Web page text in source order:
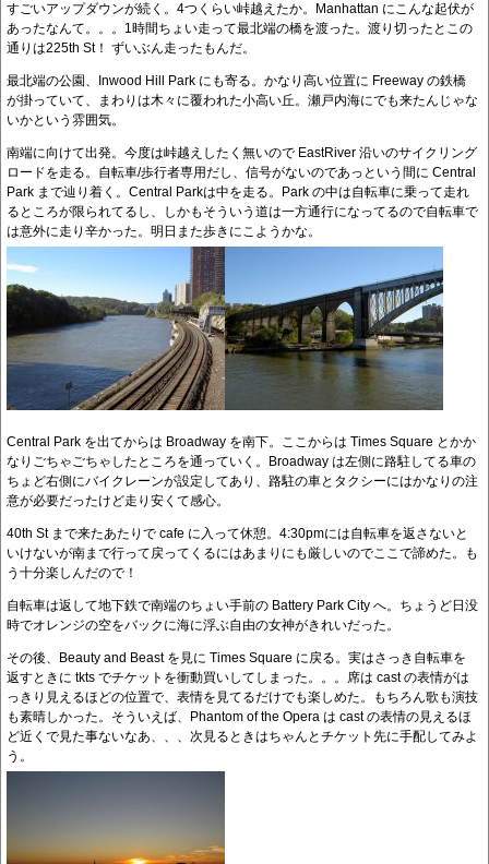
すごいアップダウンが続く。4つくらい峠越えたか。Manhattan にこんな起伏が
あったなんて。。。1時間ちょい走って最北端の橋を渡った。渡り切ったとこの
通りは225th St！ ずいぶん走ったもんだ。
最北端の公園、Inwood Hill Park にも寄る。かなり高い位置に Freeway の鉄橋
が掛っていて、まわりは木々に覆われた小高い丘。瀬戸内海にでも来たんじゃな
いかという雰囲気。
南端に向けて出発。今度は峠越えしたく無いので EastRiver 沿いのサイクリング
ロードを走る。自転車/歩行者専用だし、信号がないのであっという間に Central
Park まで辿り着く。Central Parkは中を走る。Park の中は自転車に乗って走れ
るところが限られてるし、しかもそういう道は一方通行になってるので自転車で
は意外に走り辛かった。明日また歩きにこようかな。
Central Park を出てからは Broadway を南下。ここからは Times Square とかか
なりごちゃごちゃしたところを通っていく。Broadway は左側に路駐してる車の
ちょど右側にバイクレーンが設定してあり、路駐の車とタクシーにはかなりの注
意が必要だったけど走り安くて感心。
40th St まで来たあたりで cafe に入って休憩。4:30pmには自転車を返さないと
いけないが南まで行って戻ってくるにはあまりにも厳しいのでここで諦めた。も
う十分楽しんだので！
自転車は返して地下鉄で南端のちょい手前の Battery Park City へ。ちょうど日没
時でオレンジの空をバックに海に浮ぶ自由の女神がきれいだった。
その後、Beauty and Beast を見に Times Square に戻る。実はさっき自転車を
返すときに tkts でチケットを衝動買いしてしまった。。。席は cast の表情がは
っきり見えるほどの位置で、表情を見てるだけでも楽しめた。もちろん歌も演技
も素晴しかった。そういえば、Phantom of the Opera は cast の表情の見えるほ
ど近くで見た事ないなあ、、、次見るときはちゃんとチケット先に手配してみよ
う。